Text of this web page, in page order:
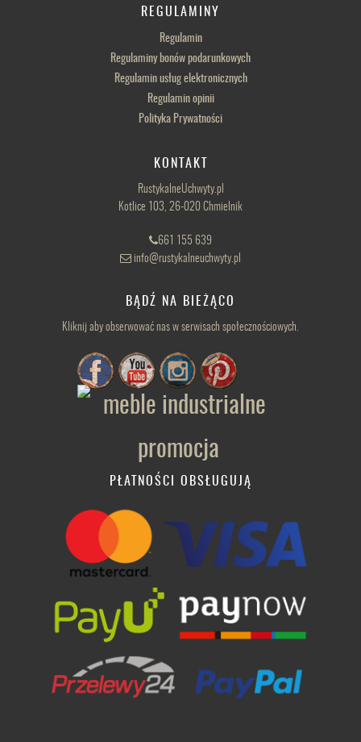
REGULAMINY
Regulamin
Regulaminy bonów podarunkowych
Regulamin usług elektronicznych
Regulamin opinii
Polityka Prywatności
KONTAKT
RustykalneUchwyty.pl
Kotlice 103, 26-020 Chmielnik
661 155 639
info@rustykalneuchwyty.pl
BĄDŹ NA BIEŻĄCO
Kliknij aby obserwować nas w serwisach społecznościowych.
PŁATNOŚCI OBSŁUGUJĄ